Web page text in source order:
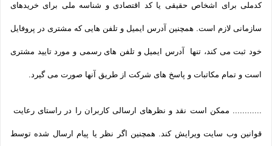
کدملی برای اشخاص حقیقی یا کد اقتصادی و شناسه ملی برای خریدهای
سازمانی لازم است. همچنین آدرس ایمیل و تلفن هایی که مشتری در پروفایل
خود ثبت می­ کند، تنها آدرس ایمیل و تلفن­ های رسمی و مورد تایید مشتری
است و تمام مکاتبات و پاسخ های شرکت از طریق آنها صورت می گیرد.
............ ممکن است نقد و نظرهای ارسالی کاربران را در راستای رعایت
قوانین وب سایت ویرایش کند. همچنین اگر نظر یا پیام ارسال شده توسط